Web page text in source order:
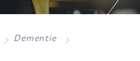
Dementie